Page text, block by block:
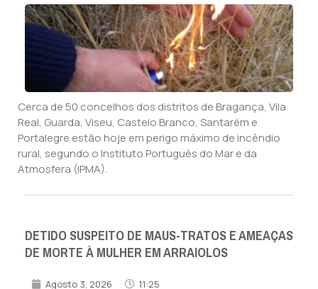
Cerca de 50 concelhos dos distritos de Bragança, Vila
Real, Guarda, Viseu, Castelo Branco, Santarém e
Portalegre estão hoje em perigo máximo de incêndio
rural, segundo o Instituto Português do Mar e da
Atmosfera (IPMA).
DETIDO SUSPEITO DE MAUS-TRATOS E AMEAÇAS
DE MORTE À MULHER EM ARRAIOLOS
Agosto 3, 2026 11:25